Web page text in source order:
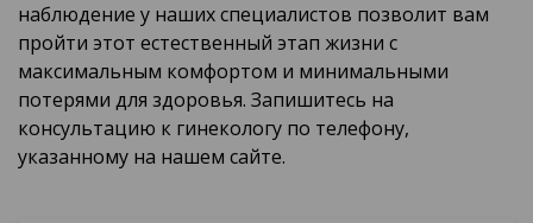
наблюдение у наших специалистов позволит вам
пройти этот естественный этап жизни с
максимальным комфортом и минимальными
потерями для здоровья. Запишитесь на
консультацию к гинекологу по телефону,
указанному на нашем сайте.